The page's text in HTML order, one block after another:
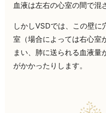
血液は左右の心室の間で混
しかしVSDでは、この壁
室（場合によっては右心室
まい、肺に送られる血液量
がかかったりします。